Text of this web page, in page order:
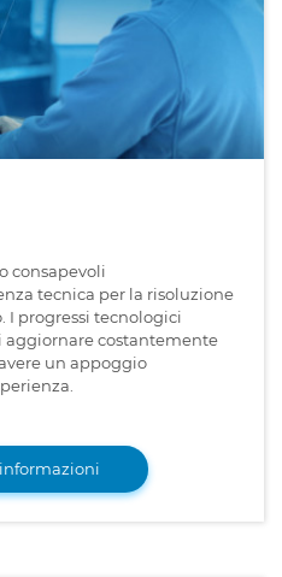
consapevoli
tecnica per la risoluzione
I progressi tecnologici
aggiornare costantemente
un appoggio